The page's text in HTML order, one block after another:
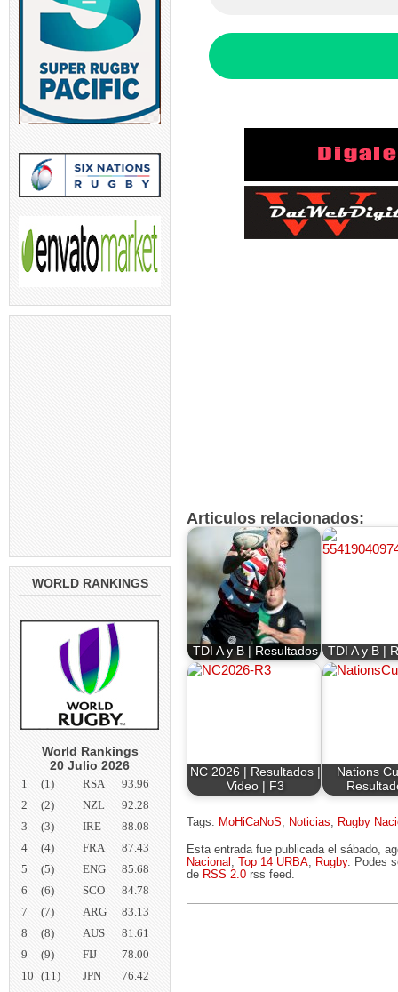
WORLD RANKINGS
World Rankings
20 Julio 2026
1 (1) RSA
93.96
2
(2) NZL
92.28
3
(3) IRE
88.08
4
(4) FRA
87.43
5
(5) ENG
85.68
6
(6) SCO
84.78
7
(7) ARG
83.13
8
(8) AUS
81.61
9
(9) FIJ
78.00
10 (11) JPN 76.42
Articulos relacionados:
TDI A y B | Resultados TDI A y B |
NC 2026 | Resultados |
Video | F3
Nations
Tags: MoHiCaNoS, Noticias, Rugby
Esta entrada fue publicada el sábado,
Nacional , Top 14 URBA, Rugby. Podes
de RSS 2.0 rss feed.